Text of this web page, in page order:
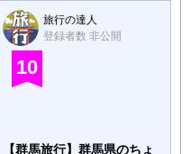
旅行の達人
登録者数 非公開
10
【群馬旅行】群馬県のちょ